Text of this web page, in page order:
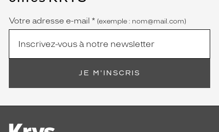
Votre adresse e-mail * (exemple : nom@mail.com)
JE M'INSCRIS